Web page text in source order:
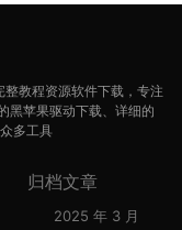
教程资源软件下载，专注
黑苹果驱动下载、详细的
多工具
归档文章
2025 年 3 月